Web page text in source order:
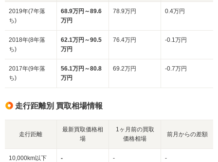
2019年(7年落
ち)
68.9万円～89.6
万円
78.9万円 0.4万円
2018年(8年落
ち)
62.1万円～90.5
万円
76.4万円 -0.1万円
2017年(9年落
ち)
56.1万円～80.8
万円
69.2万円 -0.7万円
走行距離別 買取相場情報
走行距離
最新買取価格相
場
1ヶ月前の買取
価格相場
前月からの差額
10,000km以下 - - -